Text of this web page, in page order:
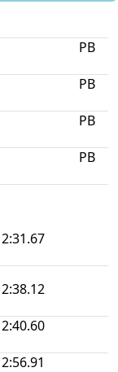
PB
PB
PB
PB
2:31.67
2:38.12
2:40.60
2:56.91